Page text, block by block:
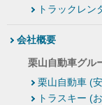
トラックレン
会社概要
栗山自動車グル
栗山自動車 (
トラスキー (